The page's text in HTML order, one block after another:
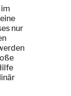
nur